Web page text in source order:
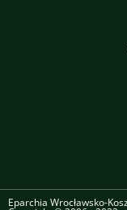
Eparchia Wrocławsko-